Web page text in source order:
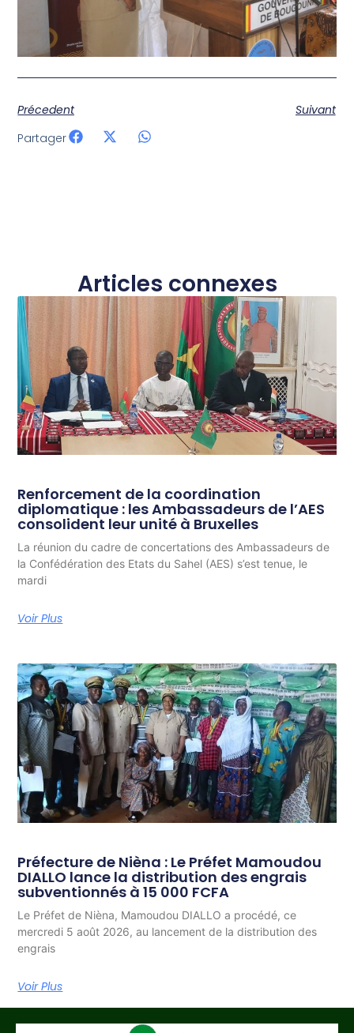
Précedent
Suivant
Partager
Articles connexes
Renforcement de la coordination
diplomatique : les Ambassadeurs de l’AES
consolident leur unité à Bruxelles
La réunion du cadre de concertations des Ambassadeurs de
la Confédération des Etats du Sahel (AES) s’est tenue, le
mardi
Voir Plus
Préfecture de Nièna : Le Préfet Mamoudou
DIALLO lance la distribution des engrais
subventionnés à 15 000 FCFA
Le Préfet de Nièna, Mamoudou DIALLO a procédé, ce
mercredi 5 août 2026, au lancement de la distribution des
engrais
Voir Plus